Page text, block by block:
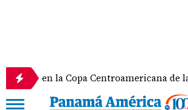
la Copa Centroamericana de la Concacaf